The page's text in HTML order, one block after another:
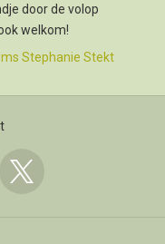
door de volop
welkom!
Stephanie Stekt